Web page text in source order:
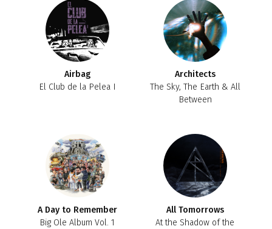
Airbag
El Club de la Pelea I
Architects
The Sky, The Earth & All
Between
A Day to Remember
Big Ole Album Vol. 1
All Tomorrows
At the Shadow of the